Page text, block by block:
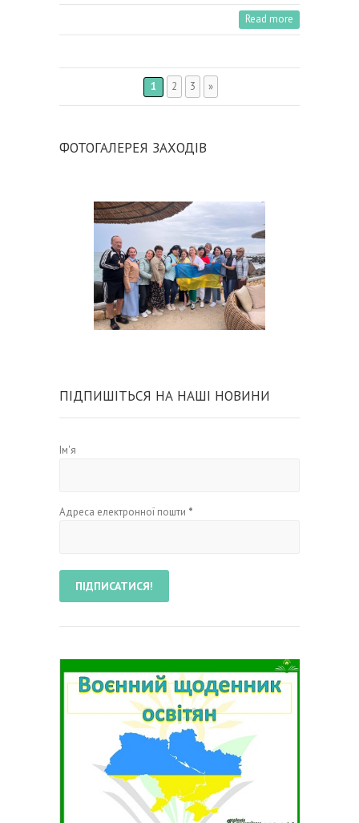
Read more
1 2 3 »
ФОТОГАЛЕРЕЯ ЗАХОДІВ
ПІДПИШІТЬСЯ НА НАШІ НОВИНИ
Ім'я
Адреса електронної пошти *